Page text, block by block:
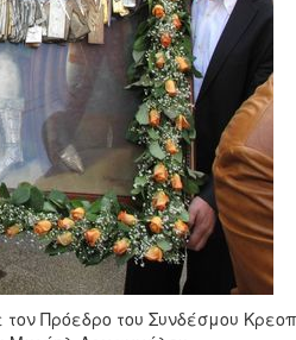
Πρόεδρο του Συνδέσμου